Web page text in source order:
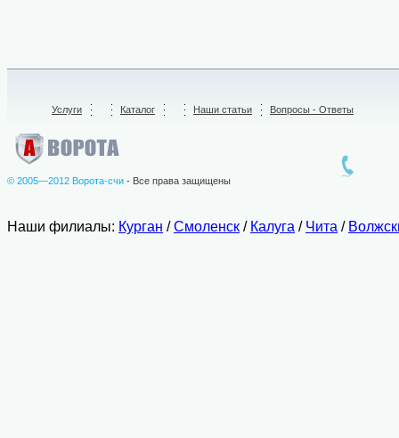
Услуги Каталог Наши статьи Вопросы - Ответы
© 2005—2012 Ворота-счи - Все права защищены
Наши филиалы: Курган /Смоленск / Калуга / Чита /